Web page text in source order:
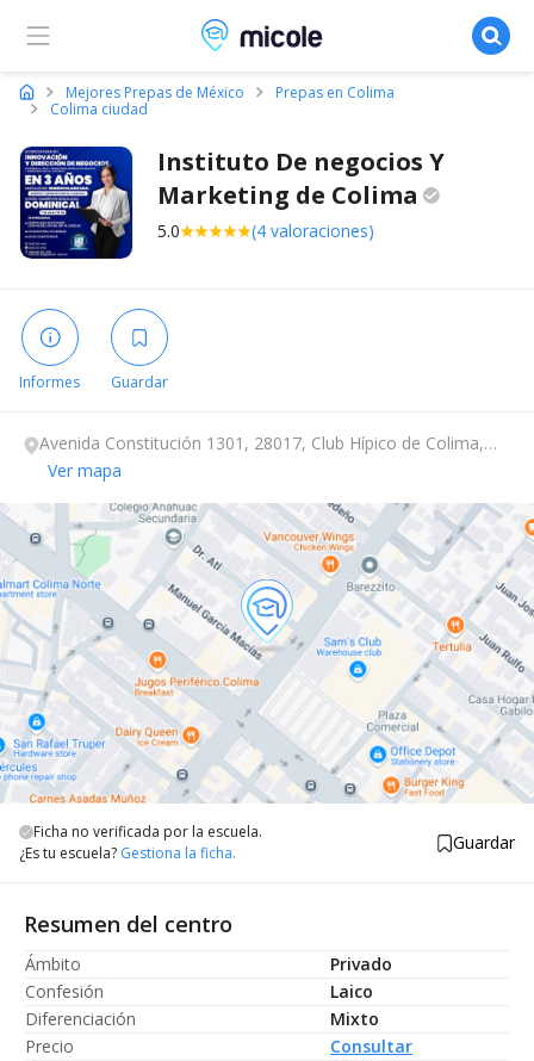
Micole, buscador de colegios
Mejores Prepas de México
Prepas en Colima
Colima ciudad
Instituto De negocios Y
Marketing de Colima
5.0 (4 valoraciones)
Informes Guardar
Avenida Constitución 1301, 28017, Club Hípico de Colima,
Colima.
Ver mapa
Ficha no verificada por la escuela.
¿Es tu escuela? Gestiona la ficha. Guardar
Resumen del centro
Ámbito
Privado
Confesión
Laico
Diferenciación
Mixto
Precio
Consultar